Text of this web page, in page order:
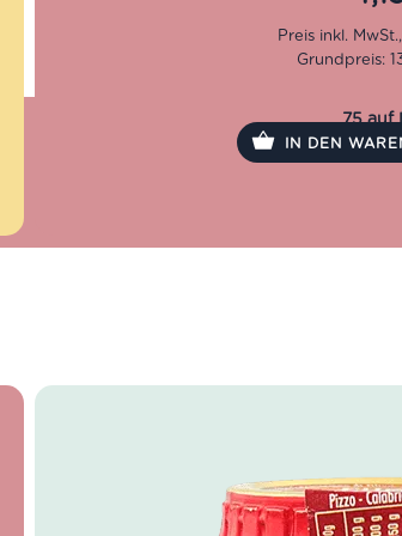
Qualität kann der hohe Anspruch über
Dafür setzt man bei Marabotto ganz
der regionalen Küche von Piemont und
Grundpreis:
75 auf
IN DEN